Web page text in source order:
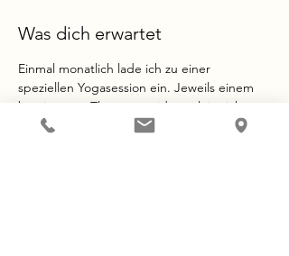
Was dich erwartet
Einmal monatlich lade ich zu einer
speziellen Yogasession ein. Jeweils einem
bestimmten Thema gewidmet, leite ich
dich mit sanften aber kraftvollen Übungen